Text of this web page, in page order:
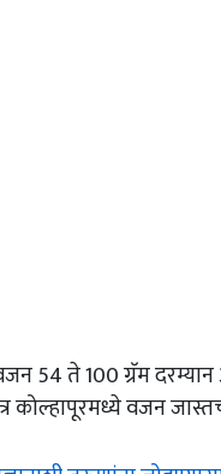
54 ते 100 ग्रॅम
कोल्हापूरमध्ये वजन